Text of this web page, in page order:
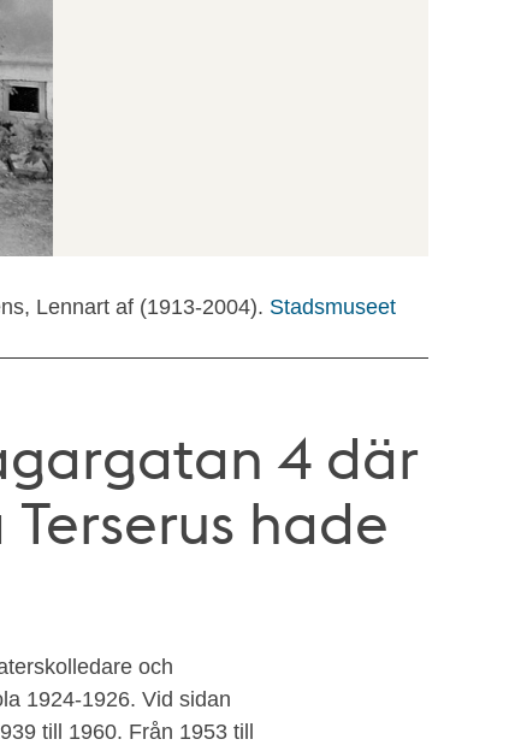
Lennart af (1913-2004). Stadsmuseet
4 där
hade
och
1924-1926. Vid sidan
till 1960. Från 1953 till